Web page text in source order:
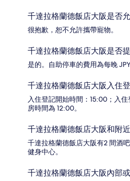
千達拉格蘭德飯店大阪是否
很抱歉，恕不允許攜帶寵物。
千達拉格蘭德飯店大阪是否
是的。自助停車的費用為每晚
千達拉格蘭德飯店大阪入住
入住登記開始時間：15:00；入
房時間為 12:00。
千達拉格蘭德飯店大阪和附
千達拉格蘭德飯店大阪有2 間酒
健身中心。
千達拉格蘭德飯店大阪內部